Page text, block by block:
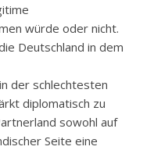
würde oder nicht.
Deutschland in dem
der schlechtesten
diplomatisch zu
sowohl auf
Seite eine